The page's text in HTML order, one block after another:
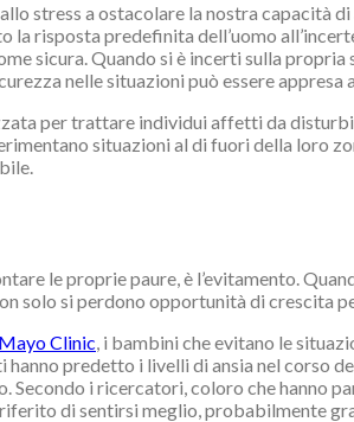
stress a ostacolare la nostra capacità
la risposta predefinita dell’uomo
sicura. Quando si è incerti sulla
nelle situazioni può essere appresa
per trattare individui affetti da
situazioni al di fuori della loro
le proprie paure, è l’evitamento.
solo si perdono opportunità di crescita
Clinic, i bambini che evitano le
predetto i livelli di ansia nel corso
Secondo i ricercatori, coloro che hanno
di sentirsi meglio, probabilmente